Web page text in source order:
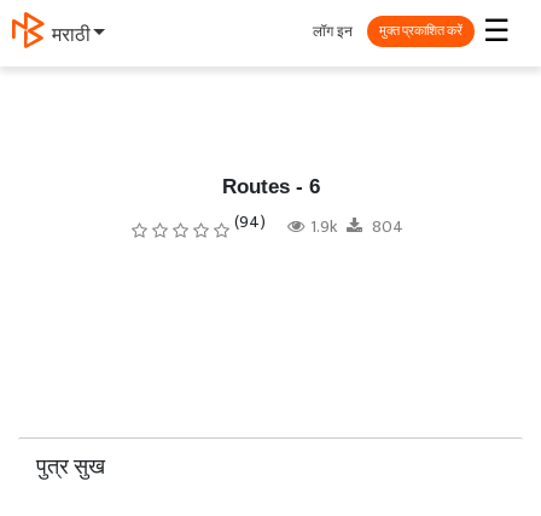
मराठी ☰
लॉग इन मुक्त प्रकाशित करें
Routes - 6
(94) 1.9k 804
पुत्र सुख